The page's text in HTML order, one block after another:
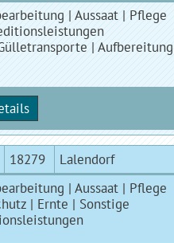
| Aussaat | Pflege
| Aufbereitung
18279
Lalendorf
| Aussaat | Pflege
| Ernte | Sonstige